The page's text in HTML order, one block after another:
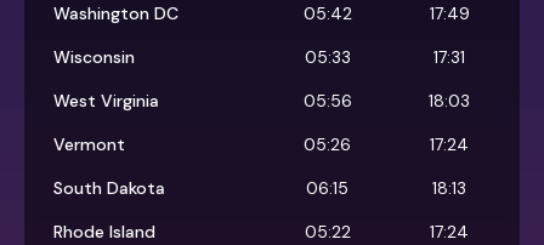
Washington DC
05:42
17:49
Wisconsin
05:33
17:31
West Virginia
05:56
18:03
Vermont
05:26
17:24
South Dakota
06:15
18:13
Rhode Island
05:22
17:24